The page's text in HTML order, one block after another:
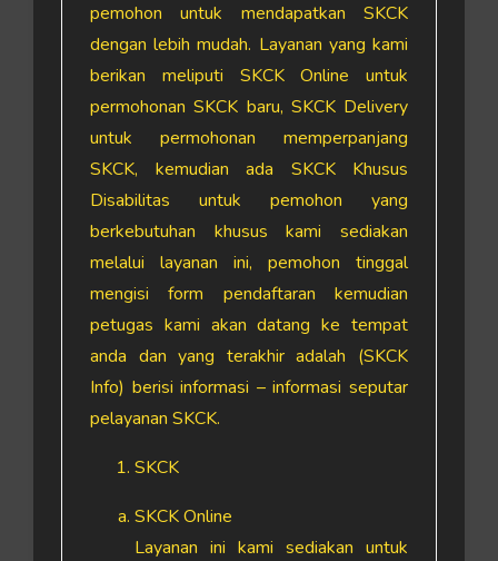
pemohon untuk mendapatkan SKCK
dengan lebih mudah. Layanan yang kami
berikan meliputi SKCK Online untuk
permohonan SKCK baru, SKCK Delivery
untuk permohonan memperpanjang
SKCK, kemudian ada SKCK Khusus
Disabilitas untuk pemohon yang
berkebutuhan khusus kami sediakan
melalui layanan ini, pemohon tinggal
mengisi form pendaftaran kemudian
petugas kami akan datang ke tempat
anda dan yang terakhir adalah (SKCK
Info) berisi informasi – informasi seputar
pelayanan SKCK.
SKCK
SKCK Online
Layanan ini kami sediakan untuk